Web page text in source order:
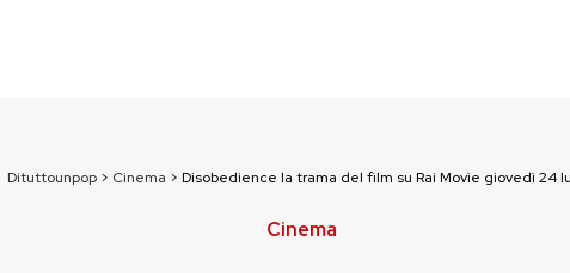
Dituttounpop> Cinema > Disobedience la trama del film su Rai Movie giovedì 24
Cinema